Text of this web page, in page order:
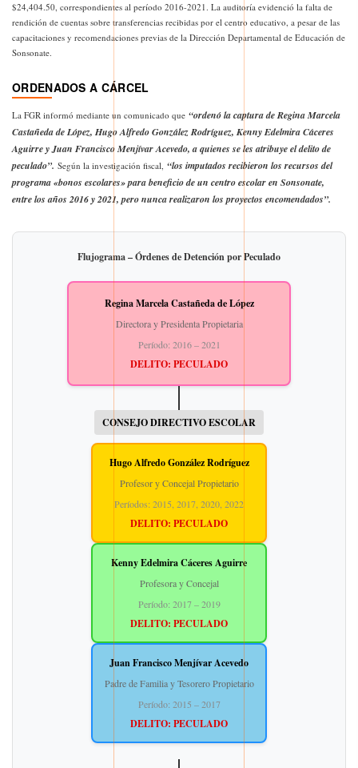
$24,404.50, correspondientes al período 2016-2021. La auditoría evidenció la falta de
rendición de cuentas sobre transferencias recibidas por el centro educativo, a pesar de las
capacitaciones y recomendaciones previas de la Dirección Departamental de Educación de
Sonsonate.
ORDENADOS A CÁRCEL
La FGR informó mediante un comunicado que “ordenó la captura de Regina Marcela
Castañeda de López, Hugo Alfredo González Rodríguez, Kenny Edelmira Cáceres
Aguirre y Juan Francisco Menjívar Acevedo, a quienes se les atribuye el delito de
peculado”. Según la investigación fiscal, “los imputados recibieron los recursos del
programa «bonos escolares» para beneficio de un centro escolar en Sonsonate,
entre los años 2016 y 2021, pero nunca realizaron los proyectos encomendados”.
Flujograma – Órdenes de Detención por Peculado
Regina Marcela Castañeda de López
Directora y Presidenta Propietaria
Período: 2016 – 2021
DELITO: PECULADO
CONSEJO DIRECTIVO ESCOLAR
Hugo Alfredo González Rodríguez
Profesor y Concejal Propietario
Períodos: 2015, 2017, 2020, 2022
DELITO: PECULADO
Kenny Edelmira Cáceres Aguirre
Profesora y Concejal
Período: 2017 – 2019
DELITO: PECULADO
Juan Francisco Menjívar Acevedo
Padre de Familia y Tesorero Propietario
Período: 2015 – 2017
DELITO: PECULADO